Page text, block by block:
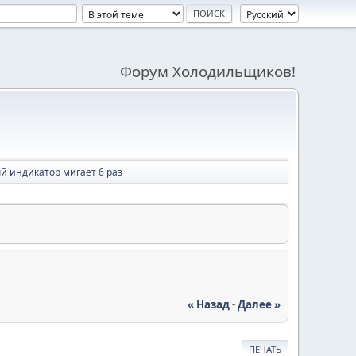
Форум Холодильщиков!
индикатор мигает 6 раз
« Назад-Далее »
ПЕЧАТЬ